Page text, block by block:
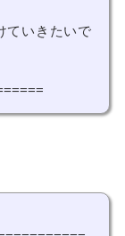
ていきたいで